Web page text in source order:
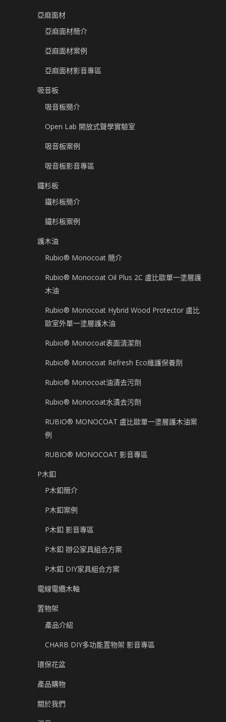
亞麻面材
亞麻面材簡介
亞麻面材案例
亞麻面材影音專區
吸音板
吸音板簡介
Open Lab 開放式聲學實驗室
吸音板案例
吸音板影音專區
鐵杉板
鐵杉板簡介
鐵杉板案例
護木油
Rubio® Monocoat 簡介
Rubio® Monocoat Oil Plus 2C 盧比歐單一塗層護
木油
Rubio® Monocoat Hybrid Wood Protector 盧比
歐室外單一塗層護木油
Rubio® Monocoat表面清潔劑
Rubio® Monocoat Refresh Eco維護保養劑
Rubio® Monocoat油漬去污劑
Rubio® Monocoat水漬去污劑
RUBIO® MONOCOAT 盧比歐單一塗層護木油案
例
RUBIO® MONOCOAT 影音專區
P木釦
P木釦簡介
P木釦案例
P木釦 影音專區
P木釦 辦公家具組合方案
P木釦 DIY家具組合方案
電線電纜木軸
置物架
產品介紹
CHARB DIY多功能置物架 影音專區
環保花盆
產品購物
關於我們